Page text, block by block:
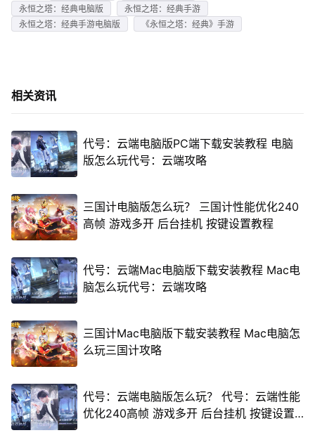
永恒之塔：经典电脑版
永恒之塔：经典手游
永恒之塔：经典手游电脑版
《永恒之塔：经典》手游
相关资讯
代号：云端电脑版PC端下载安装教程 电脑
版怎么玩代号：云端攻略
三国计电脑版怎么玩？ 三国计性能优化240
高帧 游戏多开 后台挂机 按键设置教程
代号：云端Mac电脑版下载安装教程 Mac电
脑怎么玩代号：云端攻略
三国计Mac电脑版下载安装教程 Mac电脑怎
么玩三国计攻略
代号：云端电脑版怎么玩？ 代号：云端性能
优化240高帧 游戏多开 后台挂机 按键设置